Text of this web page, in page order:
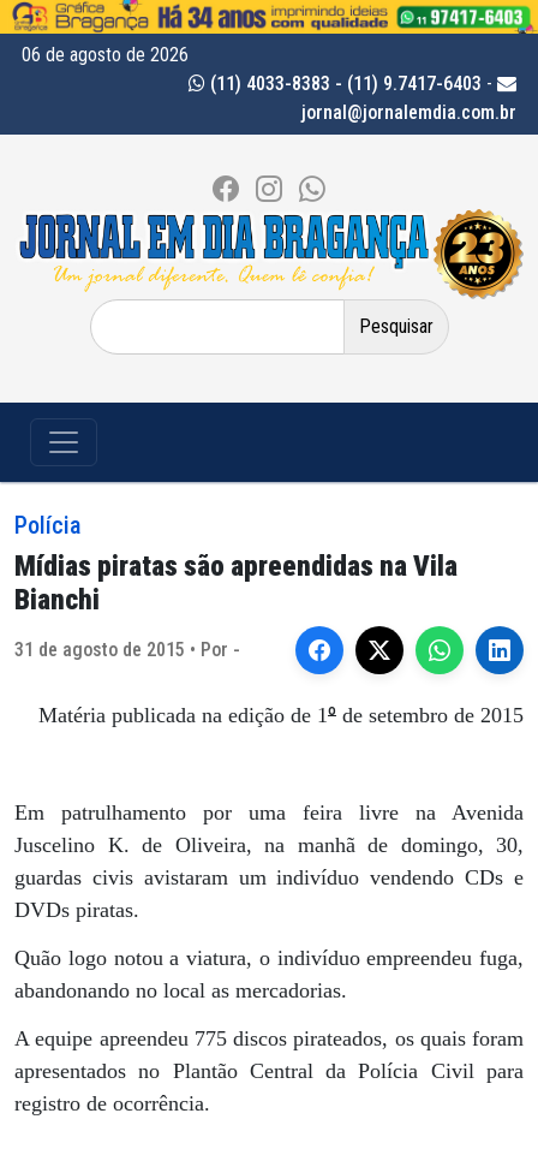
06 de agosto de 2026
(11) 4033-8383 - (11) 9.7417-6403 -
jornal@jornalemdia.com.br
Pesquisar
por:
Polícia
Mídias piratas são apreendidas na Vila
Bianchi
31 de agosto de 2015 • Por -
Matéria publicada na edição de 1º de setembro de 2015
Em patrulhamento por uma feira livre na Avenida
Juscelino K. de Oliveira, na manhã de domingo, 30,
guardas civis avistaram um indivíduo vendendo CDs e
DVDs piratas.
Quão logo notou a viatura, o indivíduo empreendeu fuga,
abandonando no local as mercadorias.
A equipe apreendeu 775 discos pirateados, os quais foram
apresentados no Plantão Central da Polícia Civil para
registro de ocorrência.